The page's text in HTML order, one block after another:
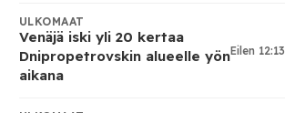
ULKOMAAT
Venäjä iski yli 20 kertaa
Dnipropetrovskin alueelle yön
aikana
Eilen 12:13